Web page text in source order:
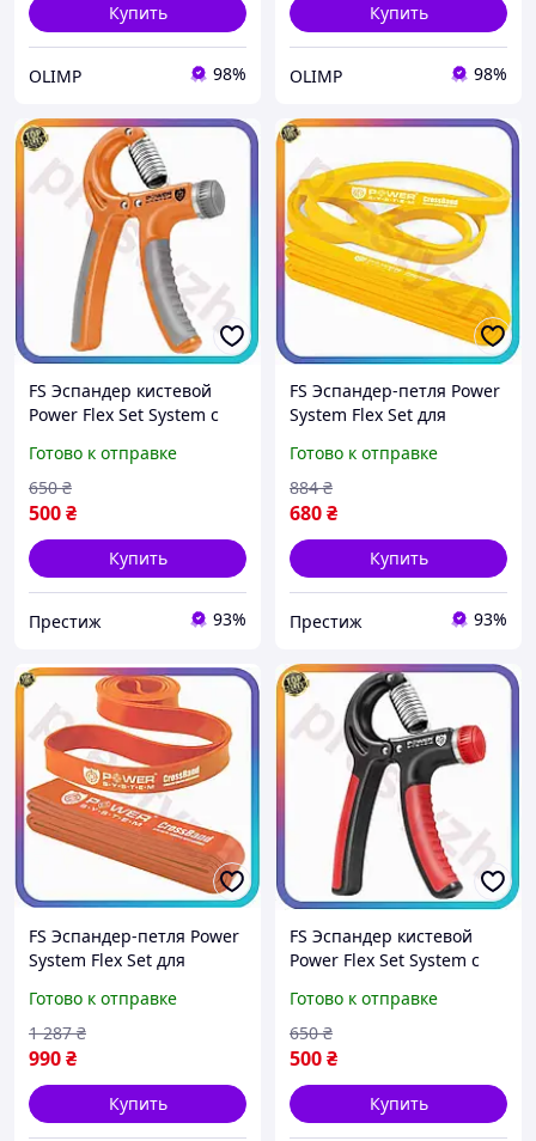
Купить
OLIMP 98%
Купить
OLIMP 98%
FS Эспандер кистевой
Power Flex Set System с
10-40 кг для тренировки
рук и пред SET18-F
Готово к отправке
500₴
650 ₴
Купить
Престиж 93%
FS Эспандер-петля Power
System Flex Set для
желтая
сопротивляемость 4-25 кг
резинк SET18-F
Готово к отправке
680₴
884 ₴
Купить
Престиж 93%
FS Эспандер-петля Power
System Flex Set для
сопротивление 10-35 кг
латексная униве SET18-F
Готово к отправке
990₴
1 287 ₴
Купить
FS Эспандер кистевой
Power Flex Set System с
10-40 кг силовой
тренажер для рук SET18-F
Готово к отправке
500₴
650 ₴
Купить